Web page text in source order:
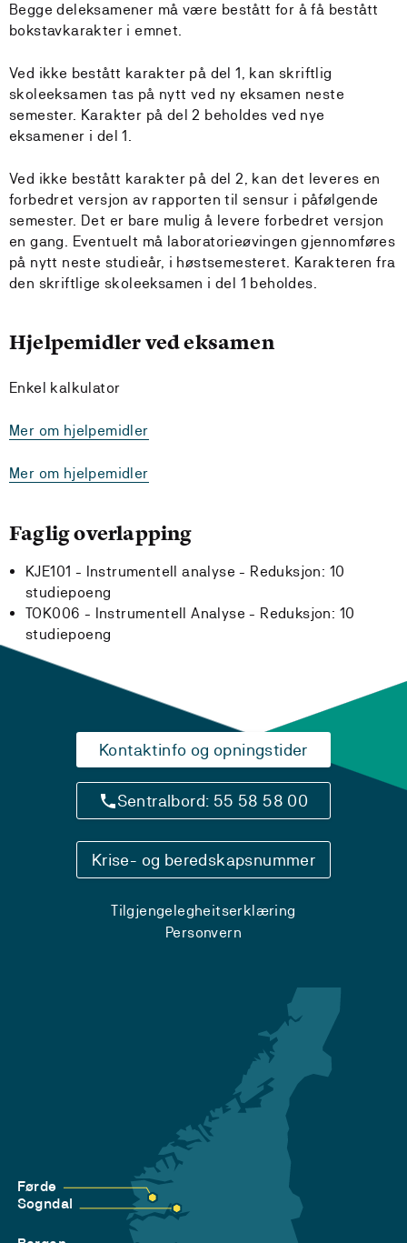
Begge deleksamener må være bestått for å få bestått
bokstavkarakter i emnet.
Ved ikke bestått karakter på del 1, kan skriftlig
skoleeksamen tas på nytt ved ny eksamen neste
semester. Karakter på del 2 beholdes ved nye
eksamener i del 1.
Ved ikke bestått karakter på del 2, kan det leveres en
forbedret versjon av rapporten til sensur i påfølgende
semester. Det er bare mulig å levere forbedret versjon
en gang. Eventuelt må laboratorieøvingen gjennomføres
på nytt neste studieår, i høstsemesteret. Karakteren fra
den skriftlige skoleeksamen i del 1 beholdes.
Hjelpemidler ved eksamen
Enkel kalkulator
Mer om hjelpemidler
Mer om hjelpemidler
Faglig overlapping
KJE101 - Instrumentell analyse - Reduksjon: 10
studiepoeng
TOK006 - Instrumentell Analyse - Reduksjon: 10
studiepoeng
Kontaktinfo og opningstider
Sentralbord: 55 58 58 00
Krise- og beredskapsnummer
Tilgjengelegheitserklæring
Personvern
Førde
Sogndal